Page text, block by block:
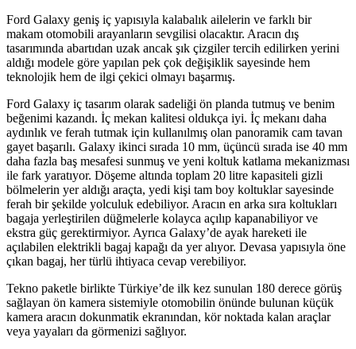
Ford Galaxy geniş iç yapısıyla kalabalık ailelerin ve farklı bir
makam otomobili arayanların sevgilisi olacaktır. Aracın dış
tasarımında abartıdan uzak ancak şık çizgiler tercih edilirken yerini
aldığı modele göre yapılan pek çok değişiklik sayesinde hem
teknolojik hem de ilgi çekici olmayı başarmış.
Ford Galaxy iç tasarım olarak sadeliği ön planda tutmuş ve benim
beğenimi kazandı. İç mekan kalitesi oldukça iyi. İç mekanı daha
aydınlık ve ferah tutmak için kullanılmış olan panoramik cam tavan
gayet başarılı. Galaxy ikinci sırada 10 mm, üçüncü sırada ise 40 mm
daha fazla baş mesafesi sunmuş ve yeni koltuk katlama mekanizması
ile fark yaratıyor. Döşeme altında toplam 20 litre kapasiteli gizli
bölmelerin yer aldığı araçta, yedi kişi tam boy koltuklar sayesinde
ferah bir şekilde yolculuk edebiliyor. Aracın en arka sıra koltukları
bagaja yerleştirilen düğmelerle kolayca açılıp kapanabiliyor ve
ekstra güç gerektirmiyor. Ayrıca Galaxy’de ayak hareketi ile
açılabilen elektrikli bagaj kapağı da yer alıyor. Devasa yapısıyla öne
çıkan bagaj, her türlü ihtiyaca cevap verebiliyor.
Tekno paketle birlikte Türkiye’de ilk kez sunulan 180 derece görüş
sağlayan ön kamera sistemiyle otomobilin önünde bulunan küçük
kamera aracın dokunmatik ekranından, kör noktada kalan araçlar
veya yayaları da görmenizi sağlıyor.